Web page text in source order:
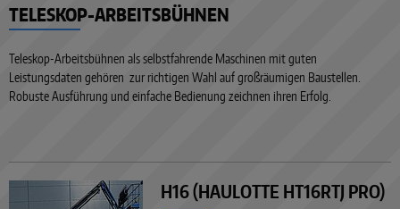
next
TELESKOP-ARBEITSBÜHNEN
Teleskop-Arbeitsbühnen als selbstfahrende Maschinen mit guten
Leistungsdaten gehören zur richtigen Wahl auf großräumigen Baustellen.
Robuste Ausführung und einfache Bedienung zeichnen ihren Erfolg.
H16 (HAULOTTE HT16RTJ PRO)